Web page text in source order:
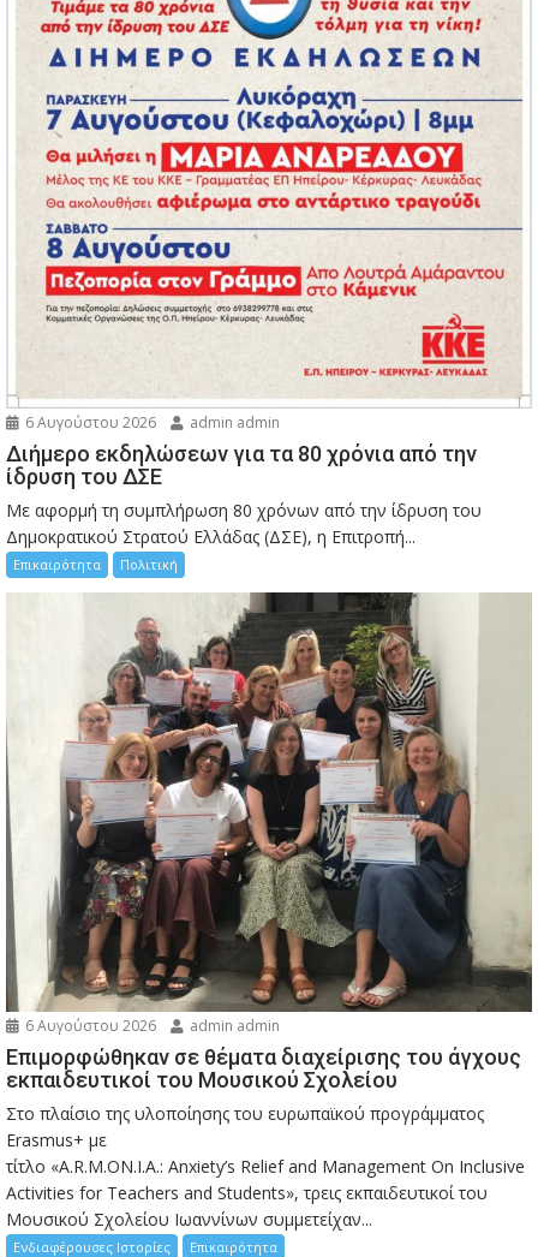
6 Αυγούστου 2026 admin admin
Διήμερο εκδηλώσεων για τα 80 χρόνια από την
ίδρυση του ΔΣΕ
Με αφορμή τη συμπλήρωση 80 χρόνων από την ίδρυση του
Δημοκρατικού Στρατού Ελλάδας (ΔΣΕ), η Επιτροπή...
Επικαιρότητα Πολιτική
6 Αυγούστου 2026 admin admin
Eπιμορφώθηκαν σε θέματα διαχείρισης του άγχους
εκπαιδευτικοί του Μουσικού Σχολείου
Στο πλαίσιο της υλοποίησης του ευρωπαϊκού προγράμματος
Erasmus+ με
τίτλο «A.R.M.ON.I.A.: Anxiety’s Relief and Management On Inclusive
Activities for Teachers and Students», τρεις εκπαιδευτικοί του
Μουσικού Σχολείου Ιωαννίνων συμμετείχαν...
Ενδιαφέρουσες Ιστορίες Επικαιρότητα